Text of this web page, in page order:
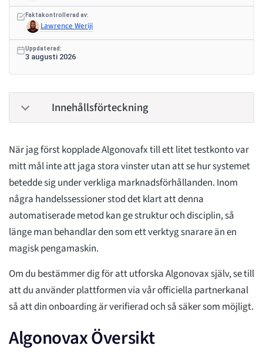
Faktakontrollerad av:
Lawrence Weriji
Uppdaterad:
3 augusti 2026
Innehållsförteckning
När jag först kopplade Algonovafx till ett litet testkonto var
mitt mål inte att jaga stora vinster utan att se hur systemet
betedde sig under verkliga marknadsförhållanden. Inom
några handelssessioner stod det klart att denna
automatiserade metod kan ge struktur och disciplin, så
länge man behandlar den som ett verktyg snarare än en
magisk pengamaskin.
Om du bestämmer dig för att utforska Algonovax själv, se till
att du använder plattformen via vår officiella partnerkanal
så att din onboarding är verifierad och så säker som möjligt.
Algonovax Översikt